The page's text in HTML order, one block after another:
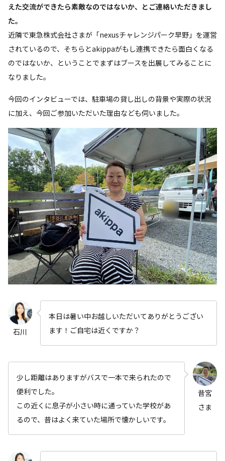
えた交流ができたら素敵なのではないか、とご連絡いただきまし
た。
近隣で東急株式会社さまが「nexusチャレンジパーク早野」を運営
されているので、そちらとakippaがもし連携できたら面白くなる
のではないか、ということでまずはブースを出展してみることに
なりました。
今回のインタビューでは、駐車場の貸し出しの背景や実際の状況
に加え、今回ご参加いただいた理由なども伺いました。
石川
本日は暑い中お越しいただいてありがとうござい
ます！ご自宅は近くですか？
少し距離はありますがバスで一本で来られたので
便利でした。
この近くに息子が小さい時に通っていた学校があ
るので、昔はよく来ていた場所で懐かしいです。
昔宮
さま